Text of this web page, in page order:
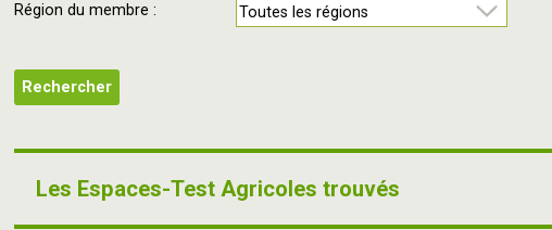
Région du membre :
Les Espaces-Test Agricoles trouvés